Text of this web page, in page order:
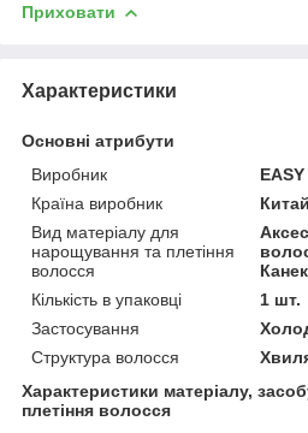
Приховати
Характеристики
Основні атрибути
Виробник
EASY
Країна виробник
Китай
Вид матеріалу для
нарощування та плетіння
волосся
Кількість в упаковці
1 шт.
Застосування
Структура волосся
Характеристики матеріалу,
плетіння волосся